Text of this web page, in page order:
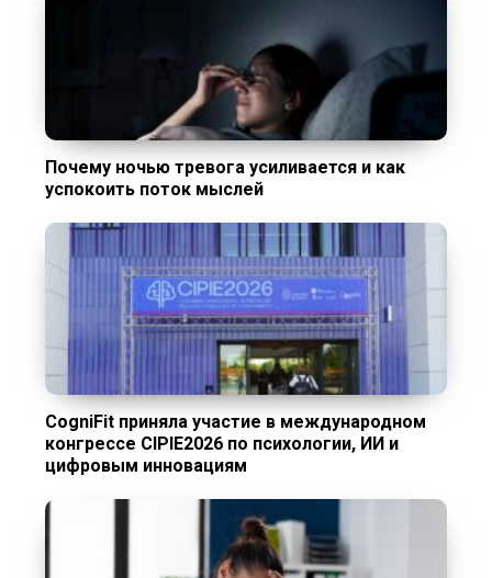
Почему ночью тревога усиливается и как
успокоить поток мыслей
CogniFit приняла участие в международном
конгрессе CIPIE2026 по психологии, ИИ и
цифровым инновациям